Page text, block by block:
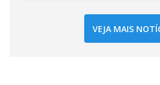
VEJA MAIS